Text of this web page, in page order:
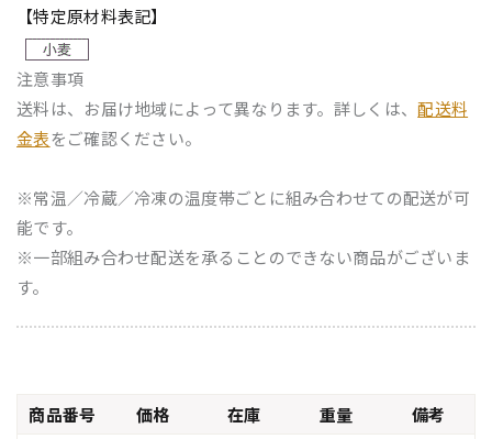
【特定原材料表記】
注意事項
送料は、お届け地域によって異なります。詳しくは、配送料
金表をご確認ください。
※常温／冷蔵／冷凍の温度帯ごとに組み合わせての配送が可
能です。
※一部組み合わせ配送を承ることのできない商品がございま
す。
商品番号 価格 在庫 重量
備考